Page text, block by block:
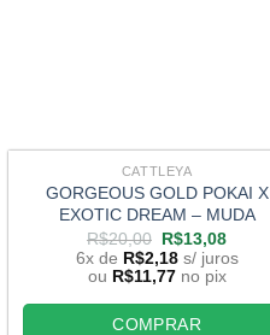
CATTLEYA
GORGEOUS GOLD POKAI X
EXOTIC DREAM – MUDA
R$20,00 O
preço
original
era:
R$20,00.
R$13,08O
preço
atual
é:
6x de R$2,18 s/ juros
ou R$11,77 no pix
COMPRAR